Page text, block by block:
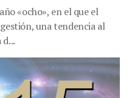
«ocho», en el que el
una tendencia al